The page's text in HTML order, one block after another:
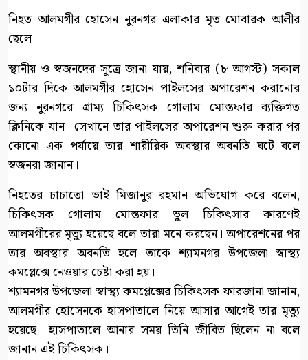
নিহত আলমগীর হোসেন নুরনগর এলাকার মৃত মোবারক আলীর
ছেলে।
স্থানীয় ও স্বজনদের সূত্রে জানা যায়, শনিবার (৮ আগস্ট) সকাল
১০টার দিকে আলমগীর হোসেন পাইলসের অপারেশন করানোর
জন্য নুরনগরে গ্রাম্য চিকিৎসক গোলাম মোস্তফার ব্যক্তিগত
ক্লিনিকে যান। সেখানে তার পাইলসের অপারেশন শুরু করার পর
কোনো এক পর্যায়ে তার শারীরিক অবস্থার অবনতি ঘটে বলে
স্বজনরা জানান।
নিহতের চাচাতো ভাই মিজানুর রহমান অভিযোগ করে বলেন,
চিকিৎসক গোলাম মোস্তফার ভুল চিকিৎসার কারণেই
আলমগীরের মৃত্যু হয়েছে বলে তারা মনে করছেন। অপারেশনের পর
তার অবস্থার অবনতি হলে তাকে শ্যামনগর উপজেলা স্বাস্থ্য
কমপ্লেক্সে নেওয়ার চেষ্টা করা হয়।
শ্যামনগর উপজেলা স্বাস্থ্য কমপ্লেক্সের চিকিৎসক ফারজানা জানান,
আলমগীর হোসেনকে হাসপাতালে নিয়ে আসার আগেই তার মৃত্যু
হয়েছে। হাসপাতালে আনার সময় তিনি জীবিত ছিলেন না বলে
জানান এই চিকিৎসক।